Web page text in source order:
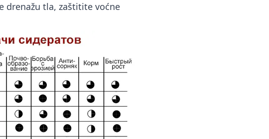
drenažu tla, zaštitite voćne